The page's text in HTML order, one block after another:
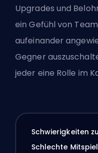
Upgrades und
ein Gefühl von
aufeinander
Gegner
jeder eine Rolle im
Schwierigkeiten
Schlechte